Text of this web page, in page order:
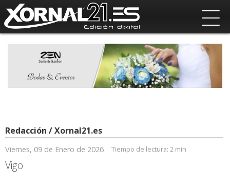
Redacción / Xornal21.es
Viernes, 09 de Enero de 2026 Tiempo de lectura: 2 min
Vigo